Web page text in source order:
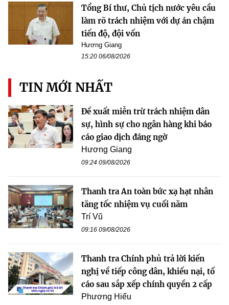
Tổng Bí thư, Chủ tịch nước yêu cầu
làm rõ trách nhiệm với dự án chậm
tiến độ, đội vốn
Hương Giang
15:20 06/08/2026
TIN MỚI NHẤT
Đề xuất miễn trừ trách nhiệm dân
sự, hình sự cho ngân hàng khi báo
cáo giao dịch đáng ngờ
Hương Giang
09:24 09/08/2026
Thanh tra An toàn bức xạ hạt nhân
tăng tốc nhiệm vụ cuối năm
Trí Vũ
09:16 09/08/2026
Thanh tra Chính phủ trả lời kiến
nghị về tiếp công dân, khiếu nại, tố
cáo sau sắp xếp chính quyền 2 cấp
Phương Hiếu